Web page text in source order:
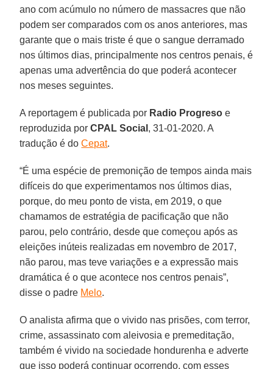
ano com acúmulo no número de massacres que não
podem ser comparados com os anos anteriores, mas
garante que o mais triste é que o sangue derramado
nos últimos dias, principalmente nos centros penais, é
apenas uma advertência do que poderá acontecer
nos meses seguintes.
A reportagem é publicada por Radio Progreso e
reproduzida porCPAL Social , 31-01-2020. A
tradução é doCepat.
“É uma espécie de premonição de tempos ainda mais
difíceis do que experimentamos nos últimos dias,
porque, do meu ponto de vista, em 2019, o que
chamamos de estratégia de pacificação que não
parou, pelo contrário, desde que começou após as
eleições inúteis realizadas em novembro de 2017,
não parou, mas teve variações e a expressão mais
dramática é o que acontece nos centros penais”,
disse o padre Melo.
O analista afirma que o vivido nas prisões, com terror,
crime, assassinato com aleivosia e premeditação,
também é vivido na sociedade hondurenha e adverte
que isso poderá continuar ocorrendo, com esses